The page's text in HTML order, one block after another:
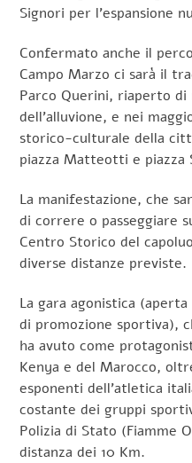
Signori per l’espansione
Confermato anche il
Campo Marzo ci sarà il
Parco Querini, riaperto
dell’alluvione, e nei
storico-culturale della
piazza Matteotti e piazza
La manifestazione, che
di correre o passeggiare
Centro Storico del
diverse distanze previste.
La gara agonistica
di promozione sportiva),
ha avuto come
Kenya e del Marocco,
esponenti dell’atletica
costante dei gruppi
Polizia di Stato (Fiamme
distanza dei 10 Km.